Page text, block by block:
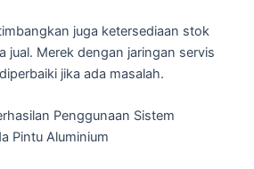
juga ketersediaan stok
jual. Merek dengan jaringan servis
jika ada masalah.
Penggunaan Sistem
Pintu Aluminium